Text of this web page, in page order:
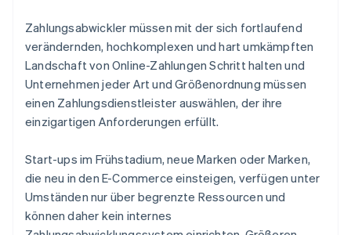
Zahlungsabwickler müssen mit der sich fortlaufend
verändernden, hochkomplexen und hart umkämpften
Landschaft von Online-Zahlungen Schritt halten und
Unternehmen jeder Art und Größenordnung müssen
einen Zahlungsdienstleister auswählen, der ihre
einzigartigen Anforderungen erfüllt.
Start-ups im Frühstadium, neue Marken oder Marken,
die neu in den E-Commerce einsteigen, verfügen unter
Umständen nur über begrenzte Ressourcen und
können daher kein internes